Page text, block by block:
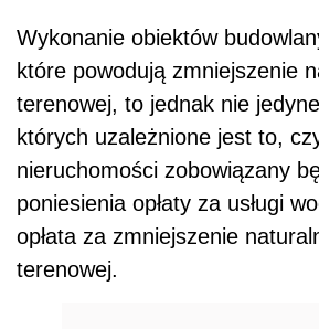
Wykonanie obiektów
które powodują zmniejszenie
terenowej, to jednak nie
których uzależnione jest to,
nieruchomości zobowiązany
poniesienia opłaty za usługi
opłata za zmniejszenie
terenowej.